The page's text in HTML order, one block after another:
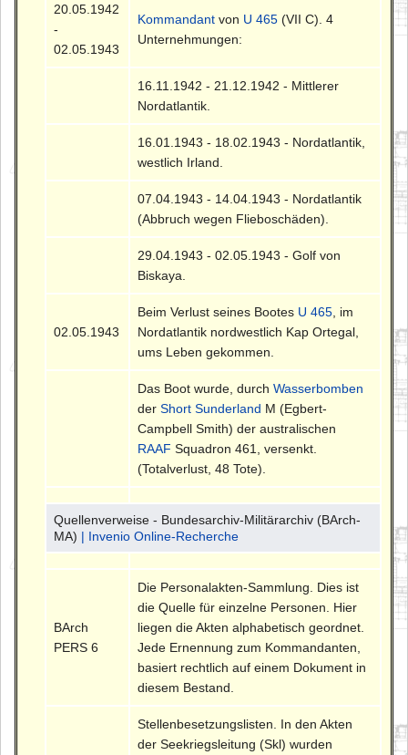
20.05.1942
-
02.05.1943
Kommandant von U 465 (VII C). 4
Unternehmungen:
16.11.1942 - 21.12.1942 - Mittlerer
Nordatlantik.
16.01.1943 - 18.02.1943 - Nordatlantik,
westlich Irland.
07.04.1943 - 14.04.1943 - Nordatlantik
(Abbruch wegen Flieboschäden).
29.04.1943 - 02.05.1943 - Golf von
Biskaya.
02.05.1943
Beim Verlust seines Bootes U 465 , im
Nordatlantik nordwestlich Kap Ortegal,
ums Leben gekommen.
Das Boot wurde, durchWasserbomben
derShort Sunderland M (Egbert-
Campbell Smith) der australischen
RAAF Squadron 461, versenkt.
(Totalverlust, 48 Tote).
Quellenverweise - Bundesarchiv-Militärarchiv (BArch-
MA) | Invenio Online-Recherche
BArch
PERS 6
Die Personalakten-Sammlung. Dies ist
die Quelle für einzelne Personen. Hier
liegen die Akten alphabetisch geordnet.
Jede Ernennung zum Kommandanten,
basiert rechtlich auf einem Dokument in
diesem Bestand.
Stellenbesetzungslisten. In den Akten
der Seekriegsleitung (Skl) wurden